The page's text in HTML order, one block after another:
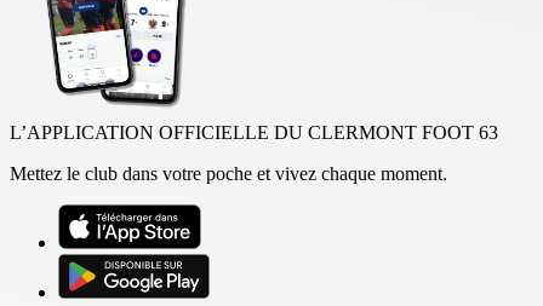
L’APPLICATION OFFICIELLE DU CLERMONT FOOT 63
Mettez le club dans votre poche et vivez chaque moment.